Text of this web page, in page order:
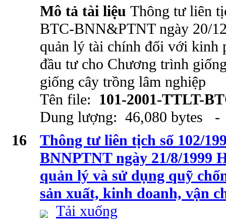
Mô tả tài liệu Thông tư liên
BTC-BNN&PTNT ngày 20/
quản lý tài chính đối với kinh
đầu tư cho Chương trình
giống cây trồng lâm nghiệp
Tên file: 101-2001-TTLT-
Dung lượng: 46,080 bytes
16
Thông tư liên tịch số 102/
BNNPTNT ngày 21/8/1999
quản lý và sử dụng quỹ
sản xuất, kinh doanh, vận
Tải xuống